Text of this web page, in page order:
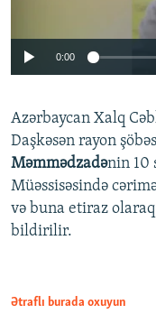
Auto
0:00
Azərbaycan Xalq
Daşkəsən rayon
Məmmədzadənin 10
Müəssisəsində
və buna etiraz olaraq
bildirilir.
Ətraflı burada oxuyun